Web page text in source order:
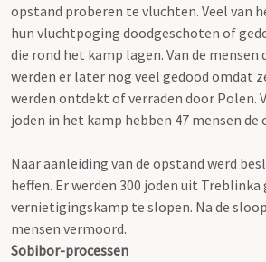
opstand proberen te vluchten. Veel van
hun vluchtpoging doodgeschoten of
die rond het kamp lagen. Van de mensen
werden er later nog veel gedood omdat
werden ontdekt of verraden door Polen.
joden in het kamp hebben 47 mensen de
Naar aanleiding van de opstand werd
heffen. Er werden 300 joden uit
vernietigingskamp te slopen. Na de
mensen vermoord.
Sobibor-processen